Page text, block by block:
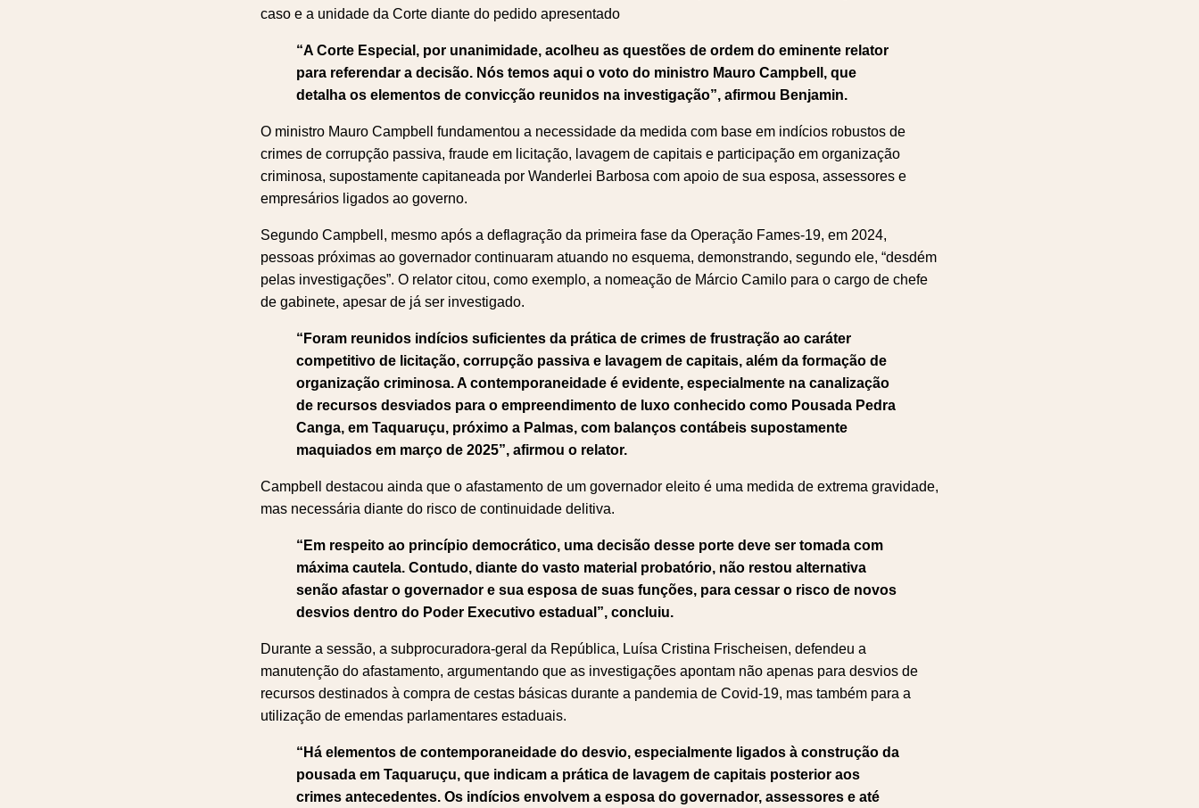
caso e a unidade da Corte diante do pedido apresentado
“A Corte Especial, por unanimidade, acolheu as questões de ordem do eminente relator
para referendar a decisão. Nós temos aqui o voto do ministro Mauro Campbell, que
detalha os elementos de convicção reunidos na investigação”, afirmou Benjamin.
O ministro Mauro Campbell fundamentou a necessidade da medida com base em indícios robustos de
crimes de corrupção passiva, fraude em licitação, lavagem de capitais e participação em organização
criminosa, supostamente capitaneada por Wanderlei Barbosa com apoio de sua esposa, assessores e
empresários ligados ao governo.
Segundo Campbell, mesmo após a deflagração da primeira fase da Operação Fames-19, em 2024,
pessoas próximas ao governador continuaram atuando no esquema, demonstrando, segundo ele, “desdém
pelas investigações”. O relator citou, como exemplo, a nomeação de Márcio Camilo para o cargo de chefe
de gabinete, apesar de já ser investigado.
“Foram reunidos indícios suficientes da prática de crimes de frustração ao caráter
competitivo de licitação, corrupção passiva e lavagem de capitais, além da formação de
organização criminosa. A contemporaneidade é evidente, especialmente na canalização
de recursos desviados para o empreendimento de luxo conhecido como Pousada Pedra
Canga, em Taquaruçu, próximo a Palmas, com balanços contábeis supostamente
maquiados em março de 2025”, afirmou o relator.
Campbell destacou ainda que o afastamento de um governador eleito é uma medida de extrema gravidade,
mas necessária diante do risco de continuidade delitiva.
“Em respeito ao princípio democrático, uma decisão desse porte deve ser tomada com
máxima cautela. Contudo, diante do vasto material probatório, não restou alternativa
senão afastar o governador e sua esposa de suas funções, para cessar o risco de novos
desvios dentro do Poder Executivo estadual”, concluiu.
Durante a sessão, a subprocuradora-geral da República, Luísa Cristina Frischeisen, defendeu a
manutenção do afastamento, argumentando que as investigações apontam não apenas para desvios de
recursos destinados à compra de cestas básicas durante a pandemia de Covid-19, mas também para a
utilização de emendas parlamentares estaduais.
“Há elementos de contemporaneidade do desvio, especialmente ligados à construção da
pousada em Taquaruçu, que indicam a prática de lavagem de capitais posterior aos
crimes antecedentes. Os indícios envolvem a esposa do governador, assessores e até